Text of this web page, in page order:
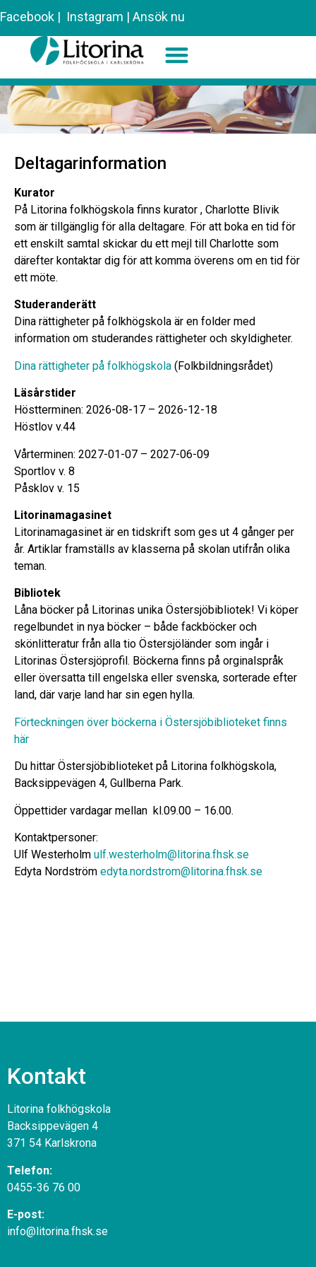
Facebook | Instagram | Ansök nu
Deltagarinformation
Kurator
På Litorina folkhögskola finns kurator , Charlotte Blivik
som är tillgänglig för alla deltagare. För att boka en tid för
ett enskilt samtal skickar du ett mejl till Charlotte som
därefter kontaktar dig för att komma överens om en tid för
ett möte.
Studeranderätt
Dina rättigheter på folkhögskola är en folder med
information om studerandes rättigheter och skyldigheter.
Dina rättigheter på folkhögskola (Folkbildningsrådet)
Läsårstider
Höstterminen: 2026-08-17 – 2026-12-18
Höstlov v.44
Vårterminen: 2027-01-07 – 2027-06-09
Sportlov v. 8
Påsklov v. 15
Litorinamagasinet
Litorinamagasinet är en tidskrift som ges ut 4 gånger per
år. Artiklar framställs av klasserna på skolan utifrån olika
teman.
Bibliotek
Låna böcker på Litorinas unika Östersjöbibliotek! Vi köper
regelbundet in nya böcker – både fackböcker och
skönlitteratur från alla tio Östersjöländer som ingår i
Litorinas Östersjöprofil. Böckerna finns på orginalspråk
eller översatta till engelska eller svenska, sorterade efter
land, där varje land har sin egen hylla.
Förteckningen över böckerna i Östersjöbiblioteket finns
här
Du hittar Östersjöbiblioteket på Litorina folkhögskola,
Backsippevägen 4, Gullberna Park.
Öppettider vardagar mellan kl.09.00 – 16.00.
Kontaktpersoner:
Ulf Westerholm ulf.westerholm@litorina.fhsk.se
Edyta Nordström edyta.nordstrom@litorina.fhsk.se
Kontakt
Litorina folkhögskola
Backsippevägen 4
371 54 Karlskrona
Telefon:
0455-36 76 00
E-post:
info@litorina.fhsk.se